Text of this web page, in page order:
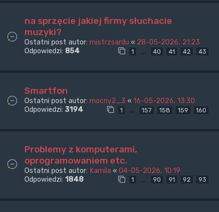
na sprzęcie jakiej firmy słuchacie
muzyki?
Ostatni post autor: mistrzsardu « 28-05-2026, 21:23
Odpowiedzi: 854 1 … 40 41 42 43
Smartfon
Ostatni post autor: mocny2_3 « 16-05-2026, 13:30
Odpowiedzi: 3194 1 … 157 158 159 160
Problemy z komputerami,
oprogramowaniem etc.
Ostatni post autor: Kamila « 04-05-2026, 10:19
Odpowiedzi: 1848 1 … 90 91 92 93